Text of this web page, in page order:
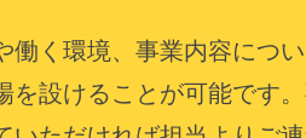
働く環境、事業内容につ
を設けることが可能です